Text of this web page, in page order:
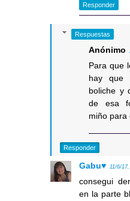
Responder
Respuestas
Anónimo
Para que
hay que
boliche y
de esa
miño para
Responder
Gabu♥ 11/6/
consegui
en la parte